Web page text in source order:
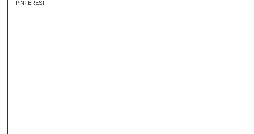
PINTEREST